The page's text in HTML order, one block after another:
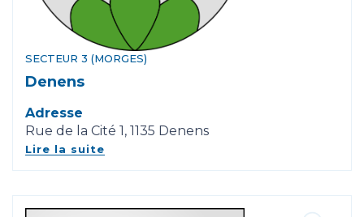
SECTEUR 3 (MORGES)
Denens
Adresse
Rue de la Cité 1, 1135 Denens
Lire la suite